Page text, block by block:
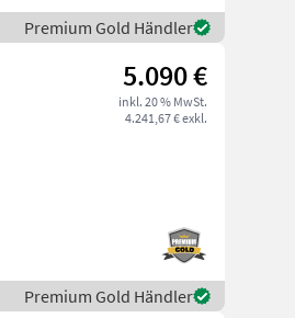
Premium Gold Händler
5.090 €
inkl. 20 % MwSt.
4.241,67 € exkl.
Premium Gold Händler